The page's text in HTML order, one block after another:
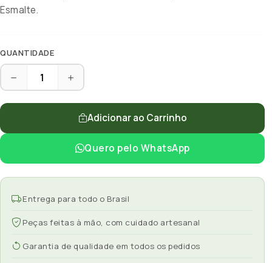
Esmalte.
QUANTIDADE
Adicionar ao Carrinho
Quero pelo WhatsApp
Entrega para todo o Brasil
Peças feitas à mão, com cuidado artesanal
Garantia de qualidade em todos os pedidos